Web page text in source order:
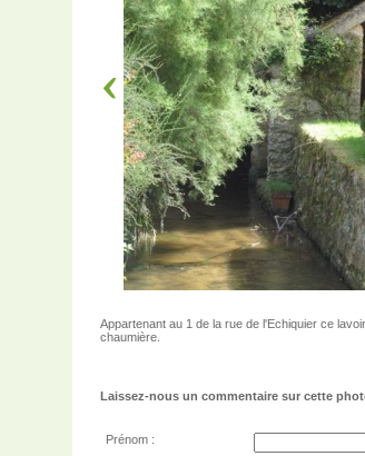
Appartenant au 1 de la rue de l'Echiquier ce
chaumière.
Laissez-nous un commentaire sur cette
Prénom :